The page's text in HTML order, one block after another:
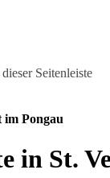
Seitenleiste
Pongau
in St.